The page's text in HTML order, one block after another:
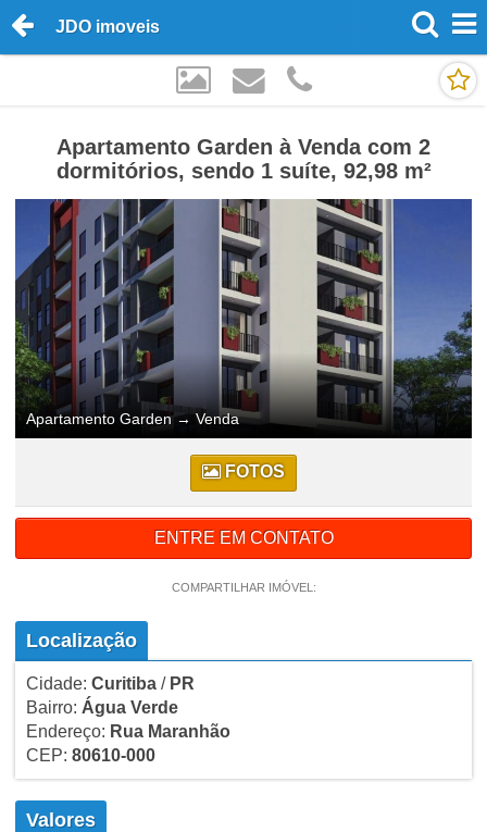
JDO imoveis
Apartamento Garden à Venda com 2
dormitórios, sendo 1 suíte, 92,98 m²
Apartamento Garden→ Venda
FOTOS
ENTRE EM CONTATO
COMPARTILHAR IMÓVEL:
Localização
Cidade: Curitiba/ PR
Bairro: Água Verde
Endereço: Rua Maranhão
CEP: 80610-000
Valores